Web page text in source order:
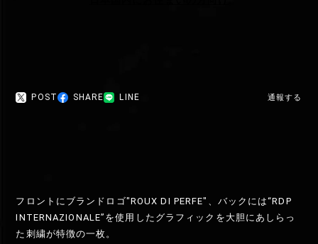
POST SHARE LINE 通報する
フロントにブランドロゴ"ROUX DI PERFE"、バックには“RDP
INTERNAZIONALE”を使用したグラフィックを大胆にあしらっ
た刺繍が特徴の一枚。